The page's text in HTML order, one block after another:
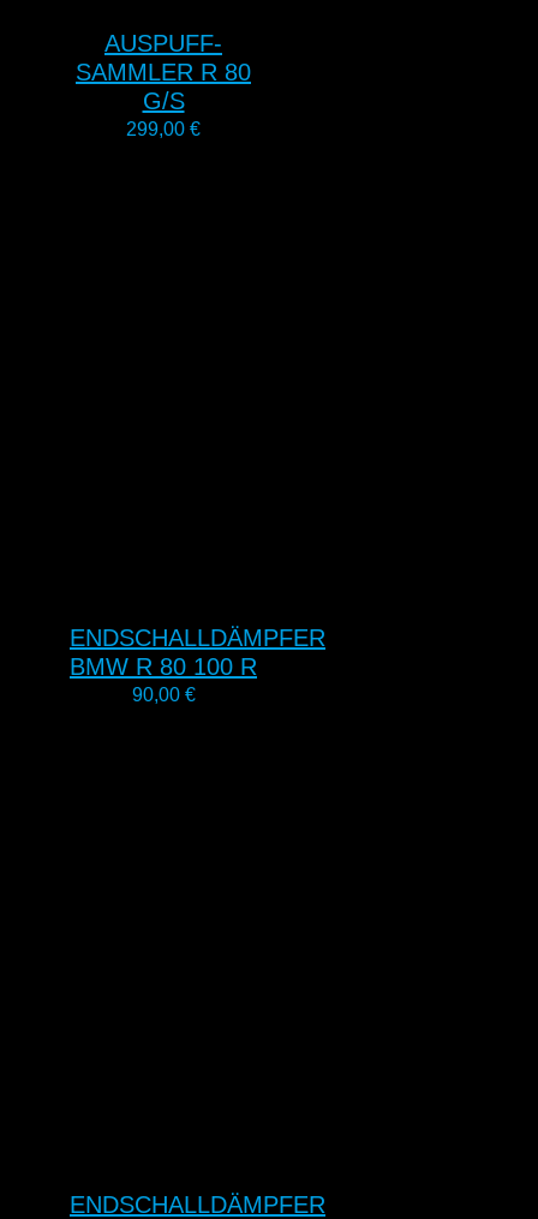
AUSPUFF-
SAMMLER R 80
G/S
299,00 €
ENDSCHALLDÄMPFER
BMW R 80 100 R
90,00 €
ENDSCHALLDÄMPFER